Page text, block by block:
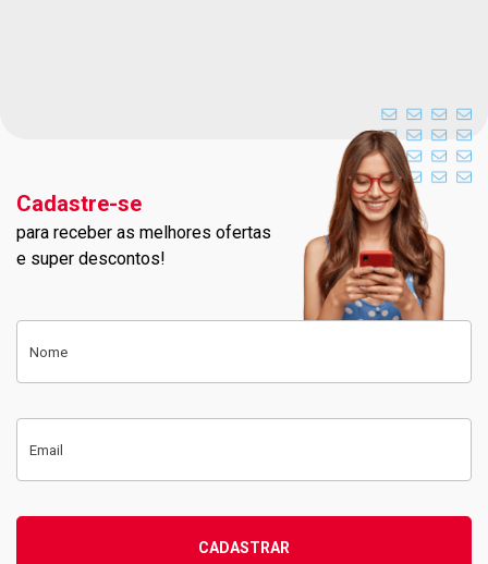
Cadastre-se na nossa
Cadastre-se
para receber as melhores ofertas
e super descontos!
Nome
Email
CADASTRAR